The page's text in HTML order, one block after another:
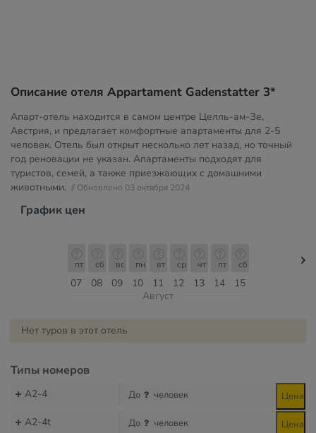
Описание отеля Appartament Gadenstatter 3*
Апарт-отель находится в самом центре Целль-ам-Зе,
Австрия, и предлагает комфортные апартаменты для 2-5
человек. Отель был открыт несколько лет назад, но точный
год реновации не указан. Апартаменты подходят для
туристов, семей, а также приезжающих с домашними
животными. // Обновлено 03 октября 2024
График цен
07
пт
08
сб
09
вс
10
пн
11
вт
12
ср
13
чт
14
пт
15
сб
Август
Нет туров в этот отель
Типы номеров
A2-4 До человек Цена
A2-4t До человек Цена